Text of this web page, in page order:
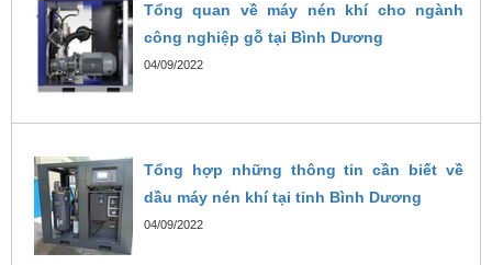
Tổng quan về máy nén khí cho ngành
công nghiệp gỗ tại Bình Dương
04/09/2022
Tổng hợp những thông tin cần biết về
dầu máy nén khí tại tỉnh Bình Dương
04/09/2022